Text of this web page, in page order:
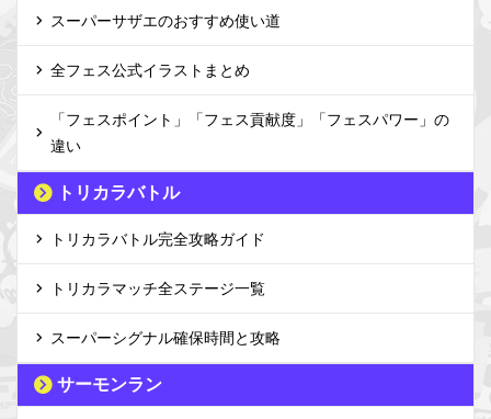
スーパーサザエのおすすめ使い道
全フェス公式イラストまとめ
「フェスポイント」「フェス貢献度」「フェスパワー」の
違い
トリカラバトル
トリカラバトル完全攻略ガイド
トリカラマッチ全ステージ一覧
スーパーシグナル確保時間と攻略
サーモンラン